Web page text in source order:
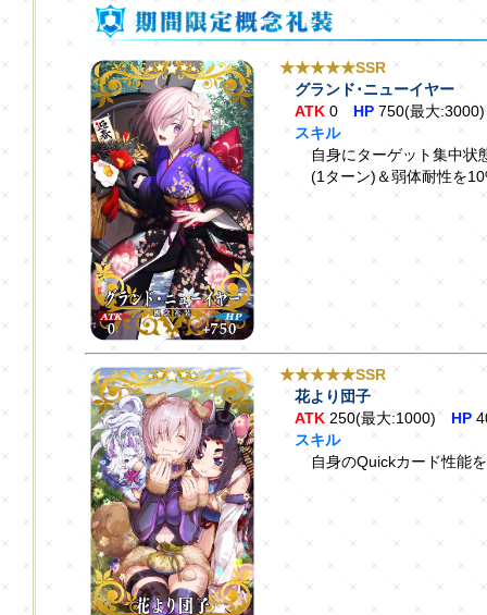
★★★★★SSR
グランド･ニューイヤー
ATK 0HP 750(最大:3000)
スキル
自身にターゲット集中状
(1ターン)＆弱体耐性を
★★★★★SSR
花より団子
ATK 250(最大:1000) HP
スキル
自身のQuickカード性能